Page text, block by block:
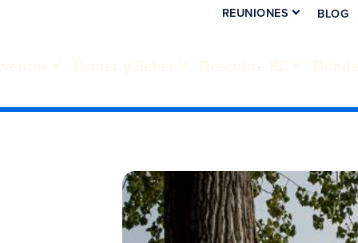
REUNIONES BLOG